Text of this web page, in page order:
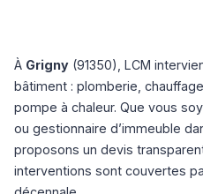
À Grigny (91350), LCM
bâtiment : plomberie,
pompe à chaleur. Que vous
ou gestionnaire d’immeuble
proposons un devis
interventions sont couvertes